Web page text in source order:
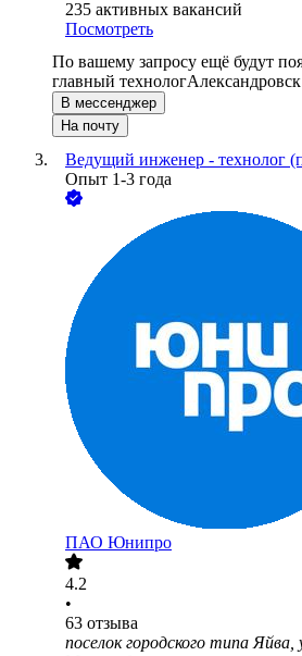
235 активных вакансий
Посмотреть
По вашему запросу ещё будут
главный технолог
В мессенджер
На почту
Ведущий инженер - технолог
Опыт 1-3 года
ПАО Юнипро
4.2
•
63 отзыва
поселок городского типа Яйва,